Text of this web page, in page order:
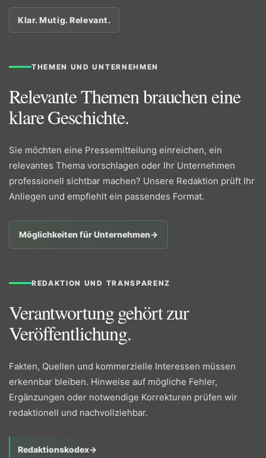
Klar. Mutig. Relevant.
THEMEN UND UNTERNEHMEN
Relevante Themen brauchen eine
klare Geschichte.
Sie möchten eine Pressemitteilung einreichen, ein
relevantes Thema vorschlagen oder Ihr Unternehmen
professionell sichtbar machen? Unsere Redaktion prüft Ihr
Anliegen und empfiehlt ein passendes Format.
Möglichkeiten für Unternehmen→
REDAKTION UND TRANSPARENZ
Verantwortung gehört zur
Veröffentlichung.
Fakten, Quellen und kommerzielle Interessen müssen
erkennbar bleiben. Hinweise auf mögliche Fehler,
Ergänzungen oder notwendige Korrekturen prüfen wir
redaktionell und nachvollziehbar.
Redaktionskodex→